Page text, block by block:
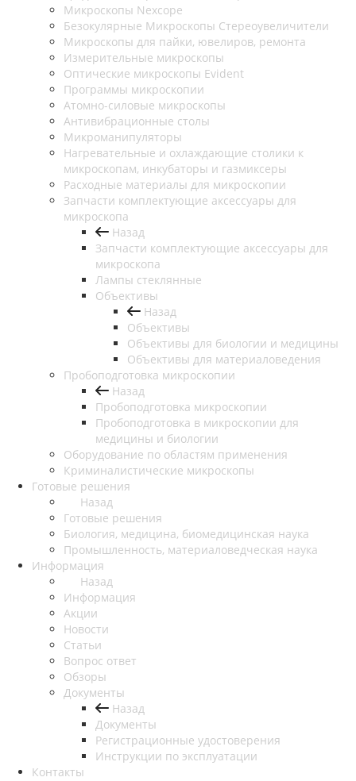
Микроскопы Nexcope
Безокулярные Микроскопы Стереоувеличители
Микроскопы для пайки, ювелиров, ремонта
Измерительные микроскопы
Оптические микроскопы Evident
Программы микроскопии
Атомно-силовые микроскопы
Антивибрационные столы
Микроманипуляторы
Нагревательные и охлаждающие столики к
микроскопам, инкубаторы и газмиксеры
Расходные материалы для микроскопии
Запчасти комплектующие аксессуары для
микроскопа
Назад
Запчасти комплектующие аксессуары для
микроскопа
Лампы стеклянные
Объективы
Назад
Объективы
Объективы для биологии и медицины
Объективы для материаловедения
Пробоподготовка микроскопии
Назад
Пробоподготовка микроскопии
Пробоподготовка в микроскопии для
медицины и биологии
Оборудование по областям применения
Криминалистические микроскопы
Готовые решения
Назад
Готовые решения
Биология, медицина, биомедицинская наука
Промышленность, материаловедческая наука
Информация
Назад
Информация
Акции
Новости
Статьи
Вопрос ответ
Обзоры
Документы
Назад
Документы
Регистрационные удостоверения
Инструкции по эксплуатации
Контакты